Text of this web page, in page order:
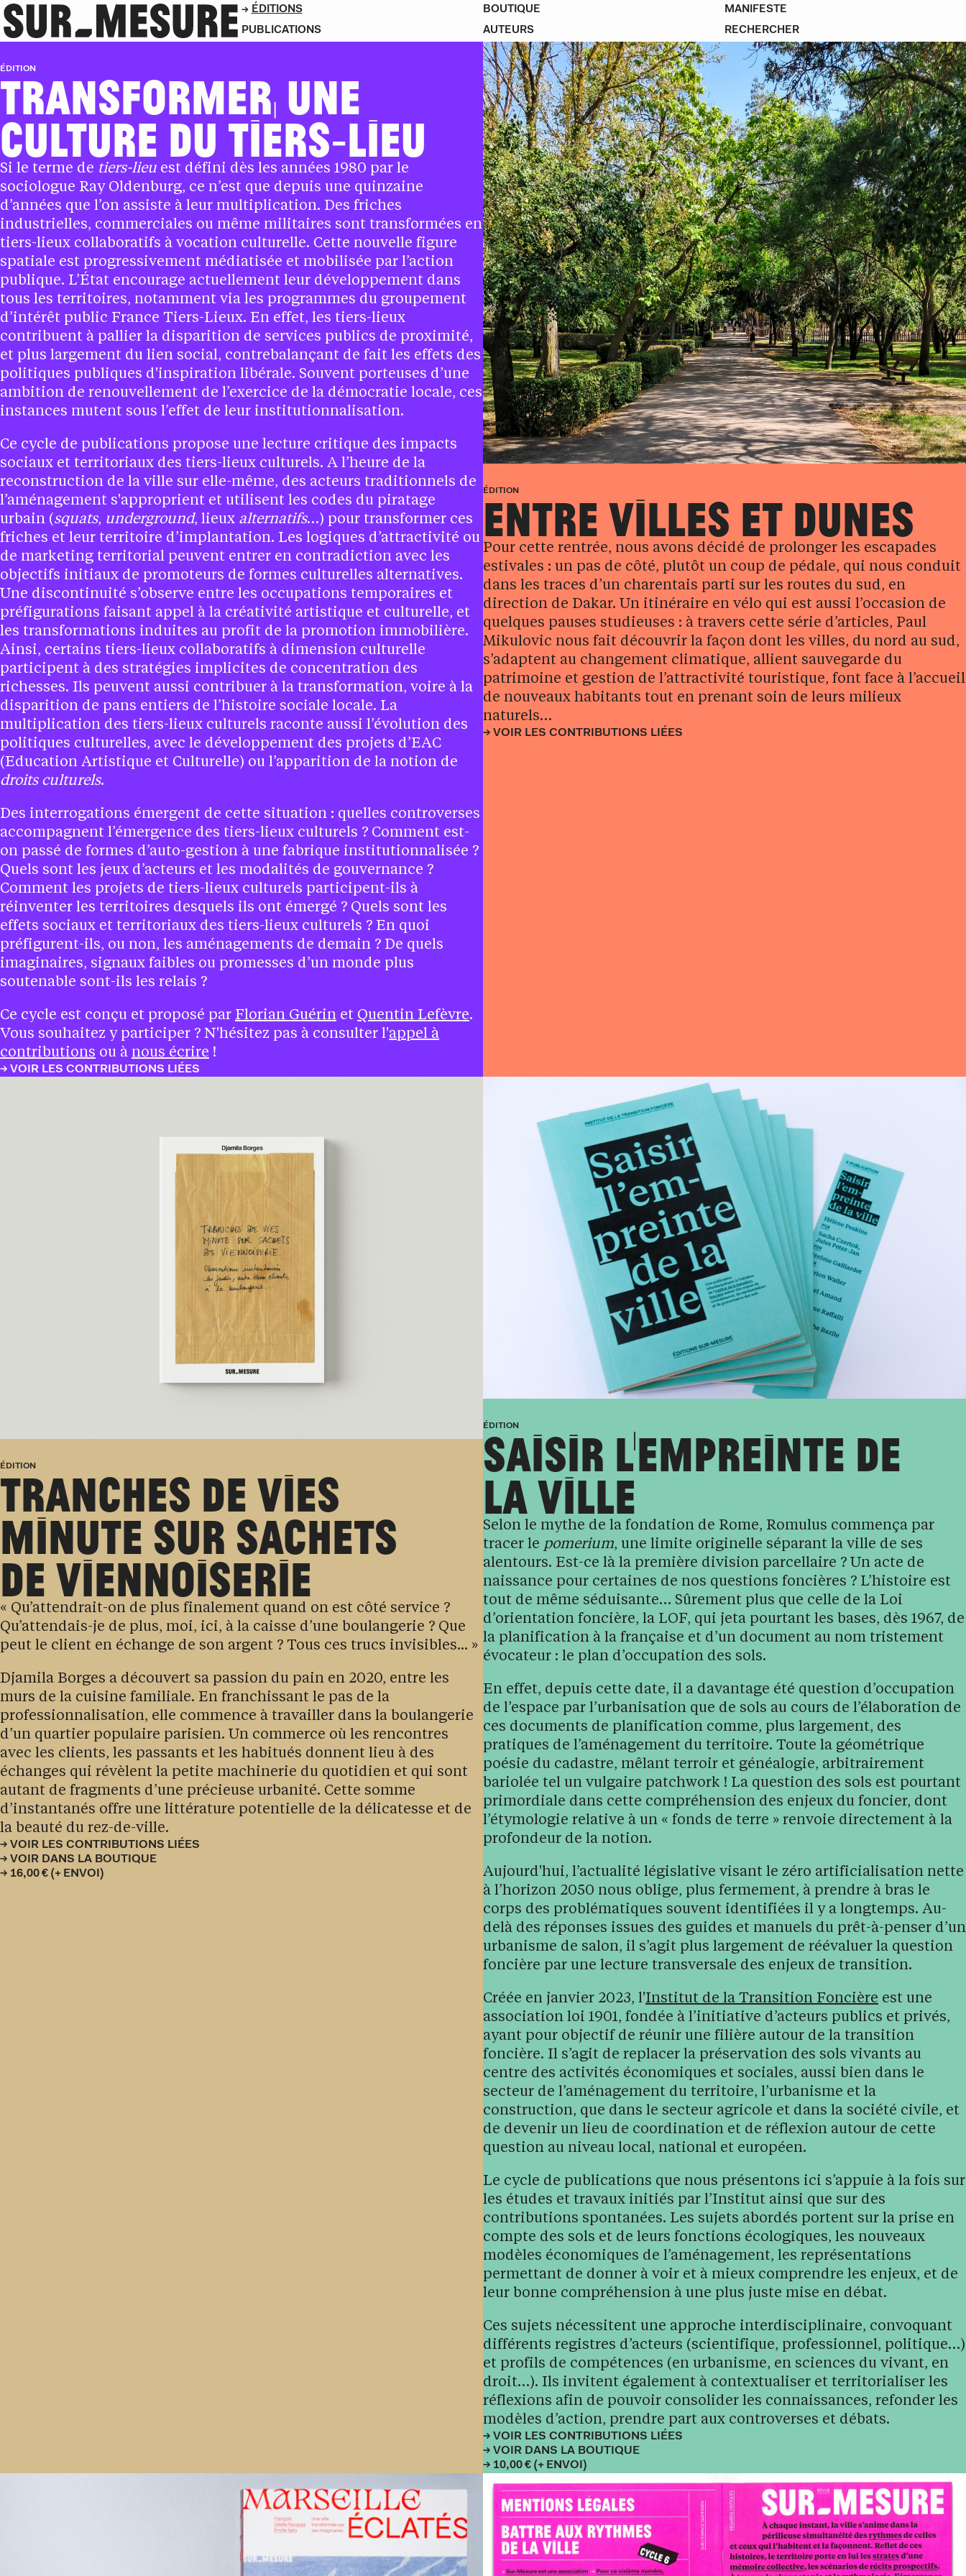
ÉDITIONS
PUBLICATIONS
BOUTIQUE
AUTEURS
MANIFESTE
ÉDITION
TRANSFORMER, UNE
CULTURE DU TIERS‑LIEU
Si le terme de tiers-lieu est défini dès les années 1980 par le
sociologue Ray Oldenburg, ce n’est que depuis une quinzaine
d’années que l’on assiste à leur multiplication. Des friches
industrielles, commerciales ou même militaires sont transformées en
tiers-lieux collaboratifs à vocation culturelle. Cette nouvelle figure
spatiale est progressivement médiatisée et mobilisée par l’action
publique. L’État encourage actuellement leur développement dans
tous les territoires, notamment via les programmes du groupement
d’intérêt public France Tiers-Lieux. En effet, les tiers-lieux
contribuent à pallier la disparition de services publics de proximité,
et plus largement du lien social, contrebalançant de fait les effets des
politiques publiques d'inspiration libérale. Souvent porteuses d’une
ambition de renouvellement de l’exercice de la démocratie locale, ces
instances mutent sous l’effet de leur institutionnalisation.
Ce cycle de publications propose une lecture critique des impacts
sociaux et territoriaux des tiers-lieux culturels. A l’heure de la
reconstruction de la ville sur elle-même, des acteurs traditionnels de
l’aménagement s'approprient et utilisent les codes du piratage
urbain (squats, underground, lieux alternatifs…) pour transformer ces
friches et leur territoire d’implantation. Les logiques d’attractivité ou
de marketing territorial peuvent entrer en contradiction avec les
objectifs initiaux de promoteurs de formes culturelles alternatives.
Une discontinuité s’observe entre les occupations temporaires et
préfigurations faisant appel à la créativité artistique et culturelle, et
les transformations induites au profit de la promotion immobilière.
Ainsi, certains tiers-lieux collaboratifs à dimension culturelle
participent à des stratégies implicites de concentration des
richesses. Ils peuvent aussi contribuer à la transformation, voire à la
disparition de pans entiers de l’histoire sociale locale. La
multiplication des tiers-lieux culturels raconte aussi l’évolution des
politiques culturelles, avec le développement des projets d’EAC
(Education Artistique et Culturelle) ou l’apparition de la notion de
droits culturels.
Des interrogations émergent de cette situation : quelles controverses
accompagnent l’émergence des tiers-lieux culturels ? Comment est-
on passé de formes d’auto-gestion à une fabrique institutionnalisée ?
Quels sont les jeux d’acteurs et les modalités de gouvernance ?
Comment les projets de tiers-lieux culturels participent-ils à
réinventer les territoires desquels ils ont émergé ? Quels sont les
effets sociaux et territoriaux des tiers-lieux culturels ? En quoi
préfigurent-ils, ou non, les aménagements de demain ? De quels
imaginaires, signaux faibles ou promesses d’un monde plus
soutenable sont-ils les relais ?
Ce cycle est conçu et proposé par Florian Guérin et Quentin Lefèvre.
Vous souhaitez y participer ? N'hésitez pas à consulter l'appel à
contributions ou à nous écrire !
VOIR LES CONTRIBUTIONS LIÉES
ÉDITION
ENTRE VILLES ET DUNES
Pour cette rentrée, nous avons décidé de prolonger les escapades
estivales : un pas de côté, plutôt un coup de pédale, qui nous conduit
dans les traces d’un charentais parti sur les routes du sud, en
direction de Dakar. Un itinéraire en vélo qui est aussi l’occasion de
quelques pauses studieuses : à travers cette série d’articles, Paul
Mikulovic nous fait découvrir la façon dont les villes, du nord au sud,
s’adaptent au changement climatique, allient sauvegarde du
patrimoine et gestion de l’attractivité touristique, font face à l’accueil
de nouveaux habitants tout en prenant soin de leurs milieux
naturels…
VOIR LES CONTRIBUTIONS LIÉES
ÉDITION
TRANCHES DE VIES
MINUTE SUR SACHETS
DE VIENNOISERIE
« Qu’attendrait-on de plus finalement quand on est côté service ?
Qu’attendais-je de plus, moi, ici, à la caisse d’une boulangerie ? Que
peut le client en échange de son argent ? Tous ces trucs invisibles... »
Djamila Borges a découvert sa passion du pain en 2020, entre les
murs de la cuisine familiale. En franchissant le pas de la
professionnalisation, elle commence à travailler dans la boulangerie
d’un quartier populaire parisien. Un commerce où les rencontres
avec les clients, les passants et les habitués donnent lieu à des
échanges qui révèlent la petite machinerie du quotidien et qui sont
autant de fragments d’une précieuse urbanité. Cette somme
d’instantanés offre une littérature potentielle de la délicatesse et de
la beauté du rez-de-ville.
VOIR LES CONTRIBUTIONS LIÉES
VOIR DANS LA BOUTIQUE
16,00 € (+ ENVOI)
ÉDITION
SAISIR L’EMPREINTE DE
LA VILLE
Selon le mythe de la fondation de Rome, Romulus commença par
tracer le pomerium, une limite originelle séparant la ville de ses
alentours. Est-ce là la première division parcellaire ? Un acte de
naissance pour certaines de nos questions foncières ? L’histoire est
tout de même séduisante… Sûrement plus que celle de la Loi
d’orientation foncière, la LOF, qui jeta pourtant les bases, dès 1967, de
la planification à la française et d’un document au nom tristement
évocateur : le plan d’occupation des sols.
En effet, depuis cette date, il a davantage été question d’occupation
de l’espace par l’urbanisation que de sols au cours de l’élaboration de
ces documents de planification comme, plus largement, des
pratiques de l’aménagement du territoire. Toute la géométrique
poésie du cadastre, mêlant terroir et généalogie, arbitrairement
bariolée tel un vulgaire patchwork ! La question des sols est pourtant
primordiale dans cette compréhension des enjeux du foncier, dont
l’étymologie relative à un « fonds de terre » renvoie directement à la
profondeur de la notion.
Aujourd'hui, l’actualité législative visant le zéro artificialisation nette
à l’horizon 2050 nous oblige, plus fermement, à prendre à bras le
corps des problématiques souvent identifiées il y a longtemps. Au-
delà des réponses issues des guides et manuels du prêt-à-penser d’un
urbanisme de salon, il s’agit plus largement de réévaluer la question
foncière par une lecture transversale des enjeux de transition.
Créée en janvier 2023, l'Institut de la Transition Foncière est une
association loi 1901, fondée à l’initiative d’acteurs publics et privés,
ayant pour objectif de réunir une filière autour de la transition
foncière. Il s’agit de replacer la préservation des sols vivants au
centre des activités économiques et sociales, aussi bien dans le
secteur de l’aménagement du territoire, l’urbanisme et la
construction, que dans le secteur agricole et dans la société civile, et
de devenir un lieu de coordination et de réflexion autour de cette
question au niveau local, national et européen.
Le cycle de publications que nous présentons ici s’appuie à la fois sur
les études et travaux initiés par l’Institut ainsi que sur des
contributions spontanées. Les sujets abordés portent sur la prise en
compte des sols et de leurs fonctions écologiques, les nouveaux
modèles économiques de l’aménagement, les représentations
permettant de donner à voir et à mieux comprendre les enjeux, et de
leur bonne compréhension à une plus juste mise en débat.
Ces sujets nécessitent une approche interdisciplinaire, convoquant
différents registres d’acteurs (scientifique, professionnel, politique…)
et profils de compétences (en urbanisme, en sciences du vivant, en
droit…). Ils invitent également à contextualiser et territorialiser les
réflexions afin de pouvoir consolider les connaissances, refonder les
modèles d’action, prendre part aux controverses et débats.
VOIR LES CONTRIBUTIONS LIÉES
VOIR DANS LA BOUTIQUE
10,00 € (+ ENVOI)